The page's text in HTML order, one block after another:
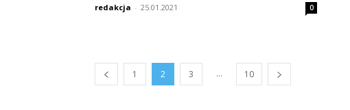
redakcja - 25.01.2021 0
1 2 3 ... 10